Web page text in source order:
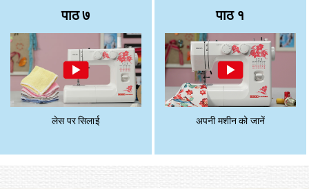
पाठ ७
लेस पर सिलाई
पाठ १
अपनी मशीन को जानें